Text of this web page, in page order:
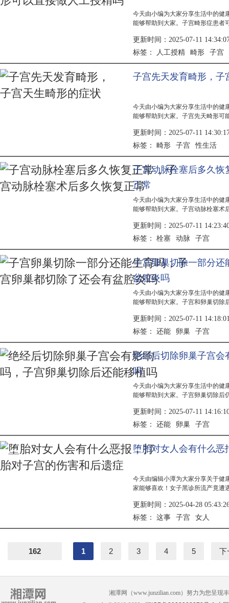
今天由小编为大家分享生活中的健
能够帮助到大家。子宫畸形症患者
起，治疗...
更新时间：2025-07-11
标签：
人工授精 畸形 子宫
子宫先天发育畸形，子
今天由小编为大家分享生活中的健
能够帮助到大家。子宫先天畸形可
手术矫...
更新时间：2025-07-11
标签： 畸形 子宫 性生活
子宫动脉栓塞后多久恢
正常
今天由小编为大家分享生活中的健
能够帮助到大家。子宫动脉栓塞术
脉栓...
更新时间：2025-07-11
标签： 栓塞 动脉 子宫
子宫卵巢切除一部分还
盆腔炎吗
今天由小编为大家分享生活中的健
能够帮助到大家。子宫和卵巢切除
持，性生...
更新时间：2025-07-11
标签： 还能 卵巢 子宫
绝经后切除卵巢子宫会
吗
今天由小编为大家分享生活中的健
能够帮助到大家。子宫卵巢切除后
过激素...
更新时间：2025-07-11
标签： 还能 卵巢 子宫
堕胎对女人会有什么
今天由编辑小潭为大家分享关于健
家能够喜欢！女子黑诊所流产竟遭
注意什么呢？下面我们一起来看看
这事女...
更新时间：2025-04-28
标签： 这事 子宫 女人
162 1 2 3 4 5 下
湘潭网（www.junzilian.com）努力为您呈现